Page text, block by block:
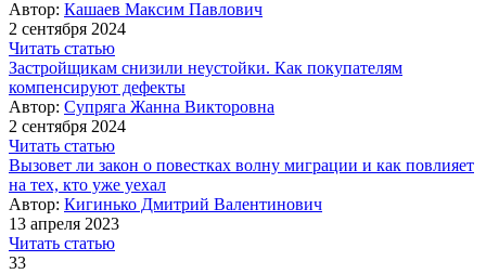
Автор: Кашаев Максим Павлович
2 сентября 2024
Читать статью
Застройщикам снизили неустойки. Как покупателям
компенсируют дефекты
Автор: Супряга Жанна Викторовна
2 сентября 2024
Читать статью
Вызовет ли закон о повестках волну миграции и как повлияет
на тех, кто уже уехал
Автор: Кигинько Дмитрий Валентинович
13 апреля 2023
Читать статью
33